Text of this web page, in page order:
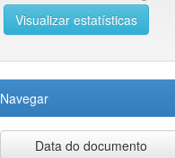
Visualizar estatísticas
Navegar